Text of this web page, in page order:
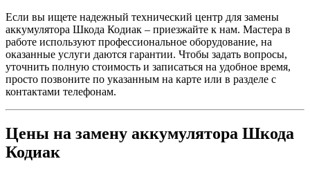
Если вы ищете надежный технический центр для замены
аккумулятора Шкода Кодиак – приезжайте к нам. Мастера в
работе используют профессиональное оборудование, на
оказанные услуги даются гарантии. Чтобы задать вопросы,
уточнить полную стоимость и записаться на удобное время,
просто позвоните по указанным на карте или в разделе с
контактами телефонам.
Цены на замену аккумулятора Шкода
Кодиак